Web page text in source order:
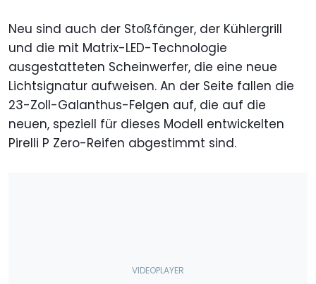
Neu sind auch der Stoßfänger, der Kühlergrill
und die mit Matrix-LED-Technologie
ausgestatteten Scheinwerfer, die eine neue
Lichtsignatur aufweisen. An der Seite fallen die
23-Zoll-Galanthus-Felgen auf, die auf die
neuen, speziell für dieses Modell entwickelten
Pirelli P Zero-Reifen abgestimmt sind.